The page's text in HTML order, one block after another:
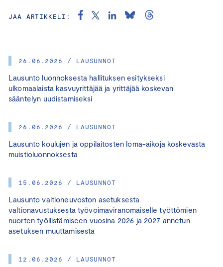
26.06.2026 / LAUSUNNOT
Lausunto luonnoksesta hallituksen esitykseksi
ulkomaalaista kasvuyrittäjää ja yrittäjää koskevan
sääntelyn uudistamiseksi
26.06.2026 / LAUSUNNOT
Lausunto koulujen ja oppilaitosten loma-aikoja koskevasta
muistioluonnoksesta
15.06.2026 / LAUSUNNOT
Lausunto valtioneuvoston asetuksesta
valtionavustuksesta työvoimaviranomaiselle työttömien
nuorten työllistämiseen vuosina 2026 ja 2027 annetun
asetuksen muuttamisesta
12.06.2026 / LAUSUNNOT
JAA ARTIKKELI: